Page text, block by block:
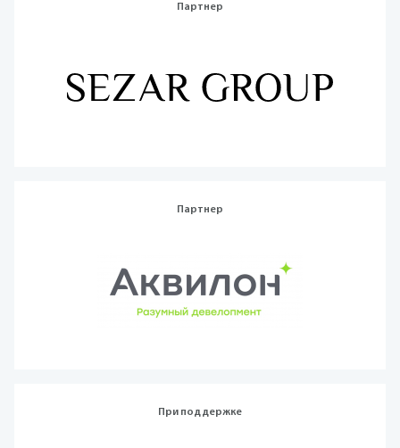
Партнер
Партнер
При поддержке